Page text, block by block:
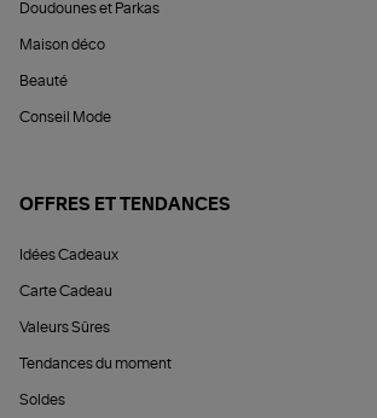
Doudounes et Parkas
Maison déco
Beauté
Conseil Mode
OFFRES ET TENDANCES
Idées Cadeaux
Carte Cadeau
Valeurs Sûres
Tendances du moment
Soldes